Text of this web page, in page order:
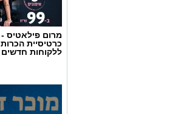
מרום פילאטיס -
כרטיסיית הכרות
ללקוחות חדשים